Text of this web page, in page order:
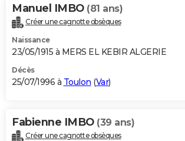
Manuel IMBO (81 ans)
Créer une cagnotte obsèques
Naissance
23/05/1915 à MERS EL KEBIR ALGERIE
Décès
25/07/1996 à Toulon (Var)
Fabienne IMBO (39 ans)
Créer une cagnotte obsèques